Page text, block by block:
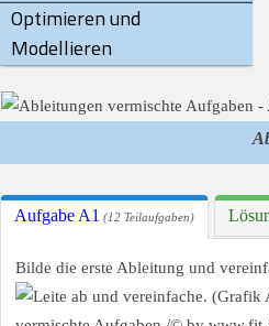
Optimieren und
Modellieren
Aufgabe A1 (12 Teilaufgaben)
Bilde die erste Ableitung und